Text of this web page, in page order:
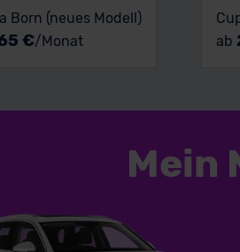
Born (neues Modell)
€/Monat
ab
Mein